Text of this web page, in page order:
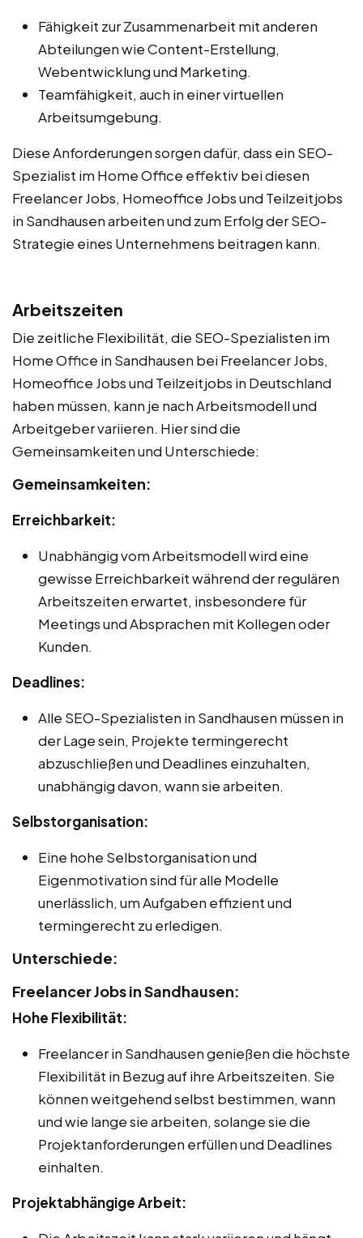
Fähigkeit zur Zusammenarbeit mit anderen
Abteilungen wie Content-Erstellung,
Webentwicklung und Marketing.
Teamfähigkeit, auch in einer virtuellen
Arbeitsumgebung.
Diese Anforderungen sorgen dafür, dass ein SEO-
Spezialist im Home Office effektiv bei diesen
Freelancer Jobs, Homeoffice Jobs und Teilzeitjobs
in Sandhausen arbeiten und zum Erfolg der SEO-
Strategie eines Unternehmens beitragen kann.
Arbeitszeiten
Die zeitliche Flexibilität, die SEO-Spezialisten im
Home Office in Sandhausen bei Freelancer Jobs,
Homeoffice Jobs und Teilzeitjobs in Deutschland
haben müssen, kann je nach Arbeitsmodell und
Arbeitgeber variieren. Hier sind die
Gemeinsamkeiten und Unterschiede:
Gemeinsamkeiten:
Erreichbarkeit:
Unabhängig vom Arbeitsmodell wird eine
gewisse Erreichbarkeit während der regulären
Arbeitszeiten erwartet, insbesondere für
Meetings und Absprachen mit Kollegen oder
Kunden.
Deadlines:
Alle SEO-Spezialisten in Sandhausen müssen in
der Lage sein, Projekte termingerecht
abzuschließen und Deadlines einzuhalten,
unabhängig davon, wann sie arbeiten.
Selbstorganisation:
Eine hohe Selbstorganisation und
Eigenmotivation sind für alle Modelle
unerlässlich, um Aufgaben effizient und
termingerecht zu erledigen.
Unterschiede:
Freelancer Jobs in Sandhausen:
Hohe Flexibilität:
Freelancer in Sandhausen genießen die höchste
Flexibilität in Bezug auf ihre Arbeitszeiten. Sie
können weitgehend selbst bestimmen, wann
und wie lange sie arbeiten, solange sie die
Projektanforderungen erfüllen und Deadlines
einhalten.
Projektabhängige Arbeit: